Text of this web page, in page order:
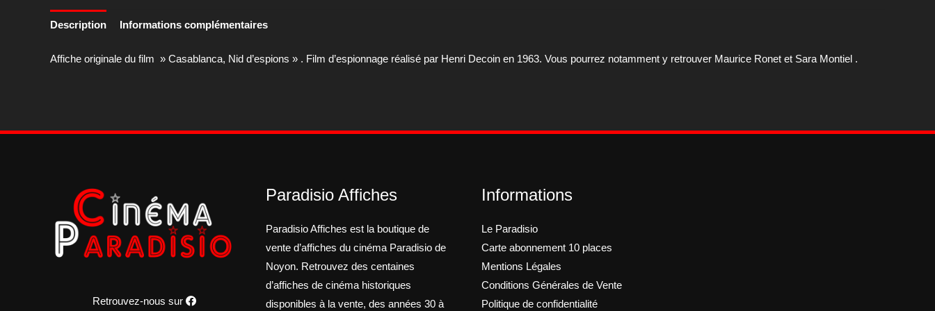
Description Informations complémentaires
Affiche originale du film » Casablanca, Nid d’espions » . Film d’espionnage réalisé par Henri Decoin en 1963. Vous pourrez notamment y retrouver Maurice Ronet et Sara Montiel .
Retrouvez-nous sur
Paradisio Affiches
Paradisio Affiches est la boutique de
vente d’affiches du cinéma Paradisio de
Noyon. Retrouvez des centaines
d’affiches de cinéma historiques
disponibles à la vente, des années 30 à
Informations
Le Paradisio
Carte abonnement 10 places
Mentions Légales
Conditions Générales de Vente
Politique de confidentialité